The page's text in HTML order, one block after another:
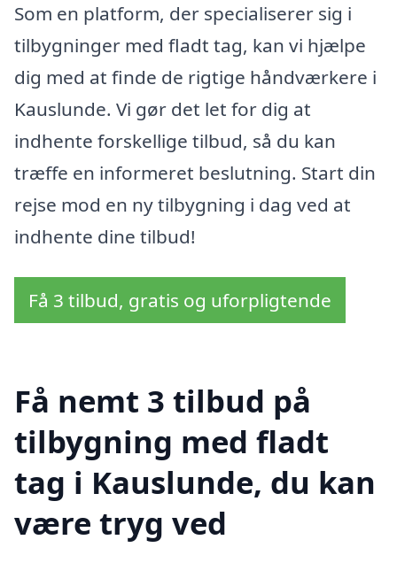
Som en platform, der specialiserer sig i
tilbygninger med fladt tag, kan vi hjælpe
dig med at finde de rigtige håndværkere i
Kauslunde. Vi gør det let for dig at
indhente forskellige tilbud, så du kan
træffe en informeret beslutning. Start din
rejse mod en ny tilbygning i dag ved at
indhente dine tilbud!
Få 3 tilbud, gratis og uforpligtende
Få nemt 3 tilbud på
tilbygning med fladt
tag i Kauslunde, du kan
være tryg ved